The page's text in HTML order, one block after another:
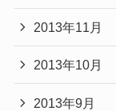
2013年11月
2013年10月
2013年9月